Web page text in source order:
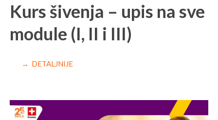
Kurs šivenja – upis na sve
module (I, II i III)
→ DETALJNIJE